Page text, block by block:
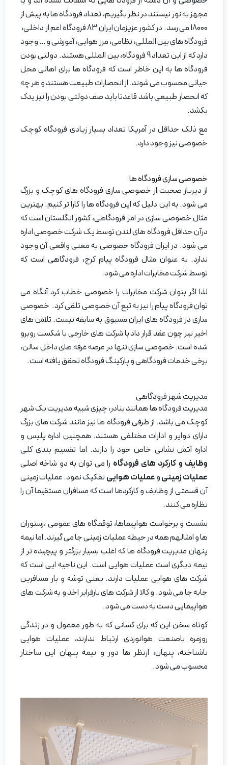
مجهز به نور نیستند در نظر بگیریم، تعداد فرودگاه ها به پیش از
18000 می رسد. در کشور عزیزمان ایران 83 فرودگاه اعم از داخلی،
فرودگاه های بین المللی، نظامی، مرز هوایی، آموزشی و … وجود
دارد که از این تعداد 9 فرودگاه، بین المللی هستند. دولتی بودن
فرودگاه ها به این خاطر است که فرودگاه ها برای اهالی محل
حیاتی محسوب می شوند. از انحصارات طبیعت هستند و هر چه
که انحصار طبیعی باشد قاعدتا باید صف دولتی بودن را نیز یدک
بکشد.
مع ذلک حداقل در آمریکا تعداد بسیار زیادی فرودگاه کوچک
خصوصی نیز وجود دارد.
خصوصی سازی فرودگاه ها
از دیرباز صحبت از خصوصی سازی فرودگاه های کوچک و بزرگ
می شود. به این دلیل که این فرودگاه ها را کارا تر کنیم. بهترین
مثال خصوصی سازی در امر فرودگاهی، کشور انگلستان است که
درآن حداقل فرودگاه های لندن توسط یک شرکت خصوصی اداره
می شود. در ایران فرودگاه خصوصی به معنی واقعی آن وجود
ندارد. به عنوان مثال فرودگاه پیام کرج، فرودگاهی است که
توسط شرکت مخابرات اداره می شود.
لذا اگر بتوان شرکت مخابرات را خصوصی خطاب کرد آنگاه می
توان فرودگاه پیام را نیز به تبع آن خصوصی تلقی کرد. خصوصی
سازی در فرودگاه های ایران مسبوق به سابقه نیست. تلاش های
اخیر نیز چون عقد قرار داد با شرکت های خارجی با شکست روبرو
شده است. خصوصی سازی تنها در عرصه غرفه های داخل سالن،
برخی خدمات فرودگاهی و پارکینگ فرودگاه تحقق یافته است.
مدیریت شهر فرودگاهی
مدیریت فرودگاه ها همانند بنادر، چیزی شبیه مدیریت یک شهر
کوچک می باشد. از طرفی فرودگاه ها نیز مانند شرکت های بزرگ
دارای دوایر و ادارات مختلفی هستند. همچنین اداره پلیس و
اداره آتش نشانی خاص خود را دارند. اما تقسیم بندی کلی
وظایف و کارکرد های فرودگاه را می توان به دو شاخه اصلی
عملیات زمینیوعملیات هوایی تفکیک نمود. عملیات زمینی
آن قسمتی از وظایف و کارکردها است که مسافران مستقیما آن را
نظاره می کنند.
نشست و برخواست هواپیماها، توقفگاه های عمومی ،رستوران
ها و امثالهم همه در حیطه عملیات زمینی جا می گیرند. اما نیمه
پنهان مدیریت فرودگاه ها که اغلب بسیار بزرگتر و پیچیده تر از
نیمه دیگری است عملیات هوایی است. این ناحیه ایی است که
شرکت های هوایی عملیات دارند. یعنی توشه و بار مسافرین
جابه جا می شود. و کالا از شرکت های بارفرابر اخذ و به شرکت های
هواپیمایی دست به دست می شود.
کوتاه سخن این که برای کسانی که به طور معمول و در زتدگی
روزمره باصنعت هوانوردی ارتباط ندارند، عملیات هوایی
ناشناخته، پنهان، ازنظر ها دور و نیمه پنهان این ساختار
محسوب می شود.